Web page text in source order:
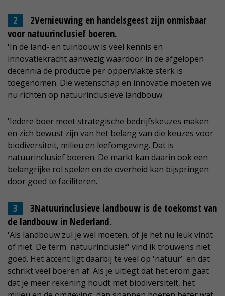
2Vernieuwing en handelsgeest zijn onmisbaar
voor natuurinclusief boeren.
'In de land- en tuinbouw is veel kennis en
innovatiekracht aanwezig waardoor in de afgelopen
decennia de productie per oppervlakte sterk is
toegenomen. Die wetenschap en innovatie moeten we
nu richten op natuurinclusieve landbouw.
'Iedere boer moet strategische bedrijfskeuzes maken
en zich bewust zijn van het belang van die keuzes voor
biodiversiteit, milieu en leefomgeving. Dat is
natuurinclusief boeren. De markt kan daarin ook een
belangrijke rol spelen en de overheid kan bijspringen
door goed te faciliteren.'
3Natuurinclusieve landbouw is de toekomst van
de landbouw in Nederland.
'Als landbouw zul je wel moeten, of je het nu leuk vindt
of niet. De term 'natuurinclusief' vind ik trouwens niet
goed. Het accent ligt daarbij te veel op 'natuur’' en dat
schrikt veel boeren af. Als je uitlegt dat het erom gaat
dat je meer rekening houdt met biodiversiteit, het